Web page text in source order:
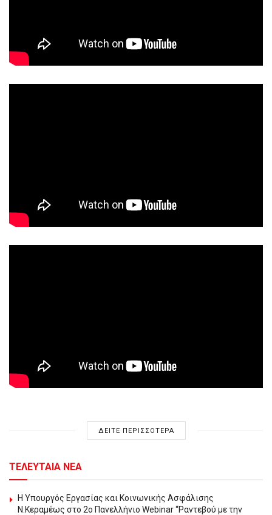
ΔΕΙΤΕ ΠΕΡΙΣΣΟΤΕΡΑ
ΤΕΛΕΥΤΑΙΑ ΝΕΑ
Η Υπουργός Εργασίας και Κοινωνικής Ασφάλισης
Ν.Κεραμέως στο 2o Πανελλήνιο Webinar “Ραντεβού με την